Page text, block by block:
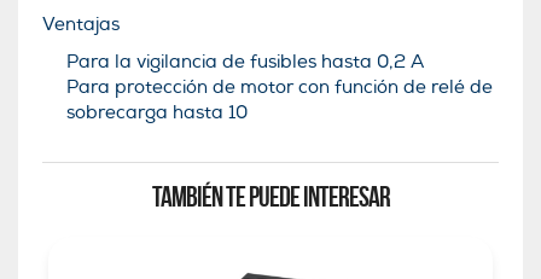
Ventajas
Para la vigilancia de fusibles hasta 0,2 A
Para protección de motor con función de relé de
sobrecarga hasta 10
TAMBIÉN TE PUEDE INTERESAR